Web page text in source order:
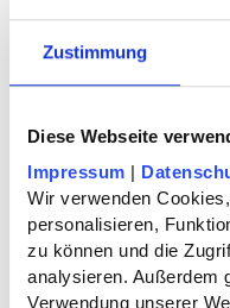
Zustimmung
Diese Webseite
Impressum |
Wir verwenden
personalisieren,
zu können und die
analysieren. Außerdem
Verwendung unserer
regenerierende Wirkung
Auch dernahegelegene
Wegen. Ein Ort, der zum
entspannte
mitten in der Natur.
Die besondere Lage –gut
einer natürlichen Oase–
Ort für alle, die tiefe